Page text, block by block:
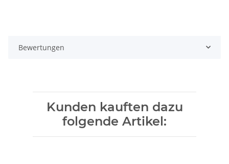
Bewertungen
Kunden kauften dazu
folgende Artikel: